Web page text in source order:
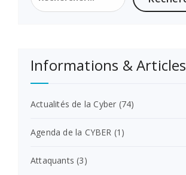
Informations & Articles
Actualités de la Cyber (74)
Agenda de la CYBER (1)
Attaquants (3)